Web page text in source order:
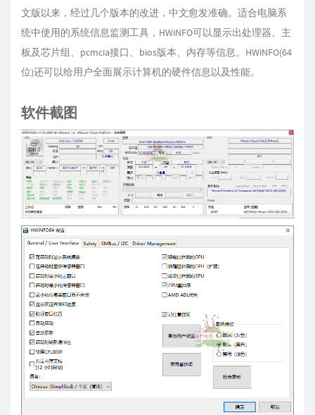
文版以来，经过几个版本的改进，中文愈发准确。适合电脑系
统中使用的系统信息监测工具，HWiNFO可以显示出处理器、主
板及芯片组、pcmcia接口、bios版本、内存等信息。HWiNFO(64
位)还可以给用户全面展示计算机的硬件信息以及性能。
软件截图